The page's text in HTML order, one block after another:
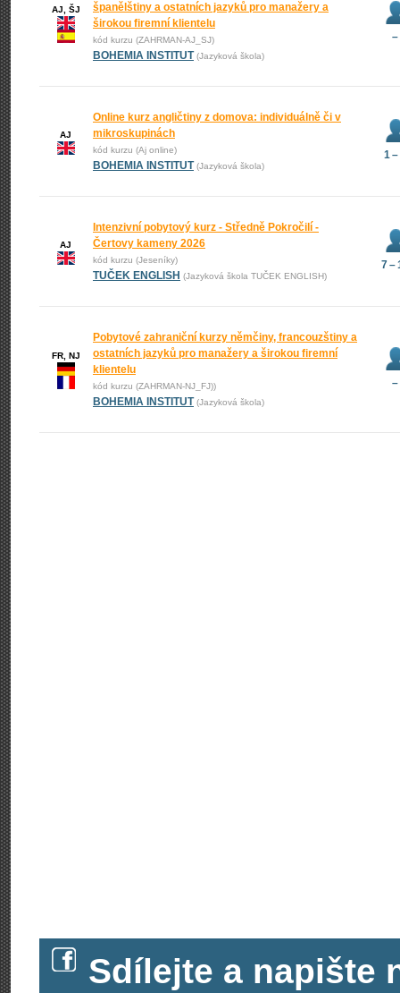
AJ, ŠJ
španělštiny a ostatních jazyků pro manažery a
širokou firemní klientelu
kód kurzu (ZAHRMAN-AJ_SJ)
BOHEMIA INSTITUT (Jazyková škola)
–
AJ
Online kurz angličtiny z domova: individuálně či v
mikroskupinách
kód kurzu (Aj online)
BOHEMIA INSTITUT (Jazyková škola)
1
AJ
Intenzivní pobytový kurz - Středně Pokročilí -
Čertovy kameny 2026
kód kurzu (Jeseníky)
TUČEK ENGLISH (Jazyková škola TUČEK ENGLISH)
7 –
FR, NJ
Pobytové zahraniční kurzy němčiny, francouzštiny a
ostatních jazyků pro manažery a širokou firemní
klientelu
kód kurzu (ZAHRMAN-NJ_FJ))
BOHEMIA INSTITUT (Jazyková škola)
–
Sdílejte a napište